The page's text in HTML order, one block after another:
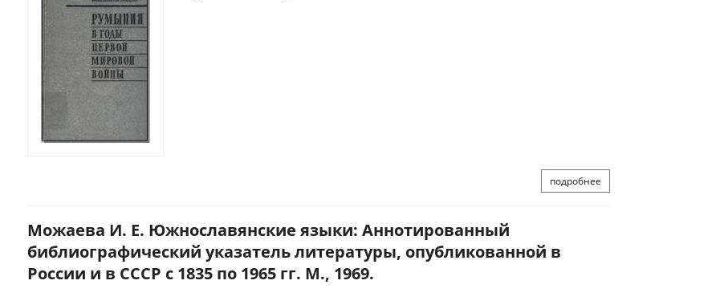
подробнее
Можаева И. Е. Южнославянские языки: Аннотированный
библиографический указатель литературы, опубликованной в
России и в СССР с 1835 по 1965 гг. М., 1969.